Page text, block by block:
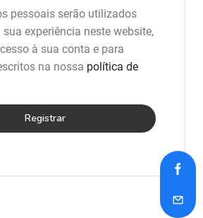
pessoais serão utilizados
experiência neste website,
à sua conta e para
na nossa política de
Registrar